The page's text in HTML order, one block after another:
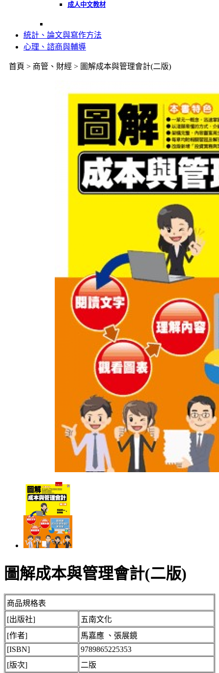
成人中文教材
統計、論文與寫作方法
心理、諮商與輔導
首頁 > 商管、財經 > 圖解成本與管理會計(二版)
圖解成本與管理會計(二版)
商品規格表
[出版社]
五南文化
[作者]
馬嘉應 、張展鏡
[ISBN]
9789865225353
[版次]
二版